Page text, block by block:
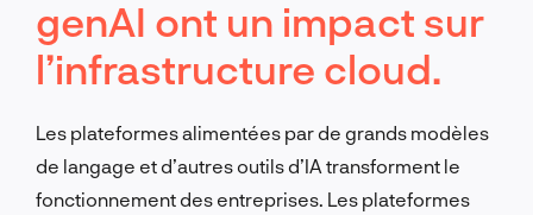
genAI ont un impact sur
l’infrastructure cloud.
Les plateformes alimentées par de grands modèles
de langage et d’autres outils d’IA transforment le
fonctionnement des entreprises. Les plateformes